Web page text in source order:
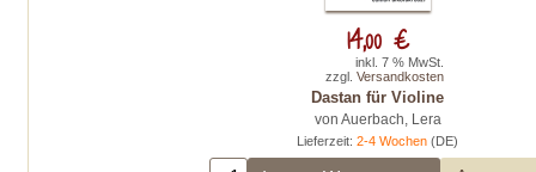
Dastan für Violine
von Auerbach, Lera
Lieferzeit:2-4 Wochen (DE)
14,00 €
inkl. 7 % MwSt.
zzgl. Versandkosten